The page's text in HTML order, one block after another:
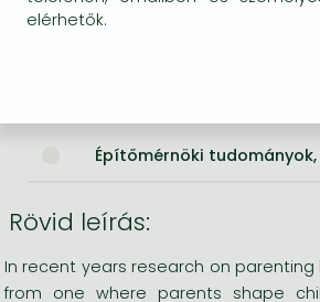
Nyelv
0
Építőmérnöki
Rövid leírás:
In recent years research on
from one where parents shape
elérhetők.